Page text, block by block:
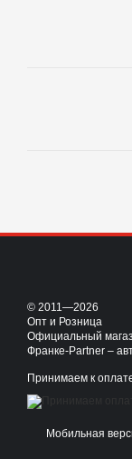
© 2011—2026
Опт и Розница
Официальный
Франке-Partner –
Принимаем к
Мобильная